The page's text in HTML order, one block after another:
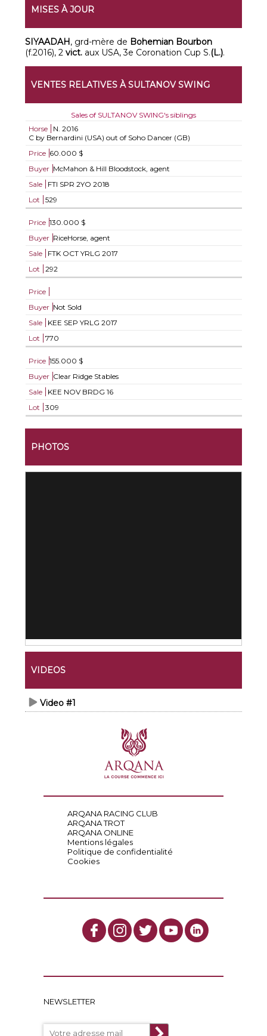
MISES À JOUR
SIYAADAH, grd-mère de Bohemian Bourbon
(f.2016), 2vict. aux USA, 3e Coronation Cup S.(L.).
VENTES RELATIVES À SULTANOV SWING
Sales of SULTANOV SWING's siblings
Horse
N. 2016
C by Bernardini (USA) out of Soho Dancer (GB)
Price 60.000 $
Buyer McMahon & Hill Bloodstock, agent
Sale
FTI SPR 2YO 2018
Lot
529
Price 130.000 $
Buyer RiceHorse, agent
Sale
FTK OCT YRLG 2017
Lot
292
Price
Buyer Not Sold
Sale
KEE SEP YRLG 2017
Lot
770
Price 155.000 $
Buyer Clear Ridge Stables
Sale
KEE NOV BRDG 16
Lot
309
PHOTOS
VIDEOS
Video #1
ARQANA RACING CLUB
ARQANA TROT
ARQANA ONLINE
Mentions légales
Politique de confidentialité
Cookies
NEWSLETTER